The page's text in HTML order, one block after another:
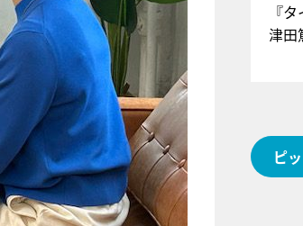
『アイ＝ラブ！げーみんぐ』＝LOV
E齋藤樹愛羅＆佐々木舞香SPインタ
ュー
『
津
ピ